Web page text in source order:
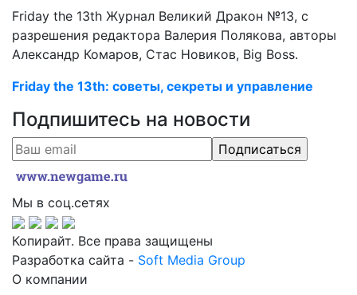
Friday the 13th Журнал Великий Дракон №13, с
разрешения редактора Валерия Полякова, авторы
Александр Комаров, Стас Новиков, Big Boss.
Friday the 13th: советы, секреты и управление
Подпишитесь на новости
Мы в соц.сетях
Копирайт. Все права защищены
Разработка сайта - Soft Media Group
О компании